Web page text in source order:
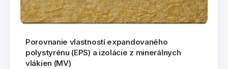
Porovnanie vlastností expandovaného
polystyrénu (EPS) a izolácie z minerálnych
vlákien (MV)